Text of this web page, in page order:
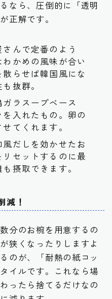
なら、圧倒的に「透明
正解です。
んで定番のよう
かめの風味が合い
らせば韓国風にな
抜群。
ラスープベース
入れたもの。卵の
てくれます。
だしを効かせたお
セットするのに最
摂取できます。
減！
分のお椀を用意するの
狭くなったりしますよ
のが、「耐熱の紙コッ
イルです。これなら場
ったら捨てるだけなの